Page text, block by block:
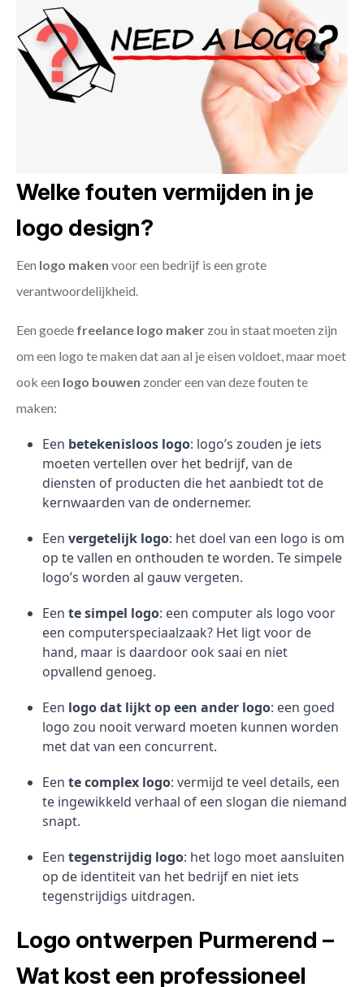
Welke fouten vermijden in je
logo design?
Een logo maken voor een bedrijf is een grote
verantwoordelijkheid.
Een goede freelance logo maker zou in staat moeten zijn
om een logo te maken dat aan al je eisen voldoet, maar moet
ook een logo bouwen zonder een van deze fouten te
maken:
Een betekenisloos logo: logo’s zouden je iets
moeten vertellen over het bedrijf, van de
diensten of producten die het aanbiedt tot de
kernwaarden van de ondernemer.
Een vergetelijk logo: het doel van een logo is om
op te vallen en onthouden te worden. Te simpele
logo’s worden al gauw vergeten.
Een te simpel logo: een computer als logo voor
een computerspeciaalzaak? Het ligt voor de
hand, maar is daardoor ook saai en niet
opvallend genoeg.
Een logo dat lijkt op een ander logo: een goed
logo zou nooit verward moeten kunnen worden
met dat van een concurrent.
Een te complex logo: vermijd te veel details, een
te ingewikkeld verhaal of een slogan die niemand
snapt.
Een tegenstrijdig logo: het logo moet aansluiten
op de identiteit van het bedrijf en niet iets
tegenstrijdigs uitdragen.
Logo ontwerpen Purmerend –
Wat kost een professioneel